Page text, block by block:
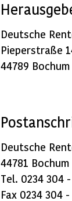
Deutsche
Pieperstraße
44789 Bochum
Deutsche
44781 Bochum
Tel. 0234 304
Fax 0234 304